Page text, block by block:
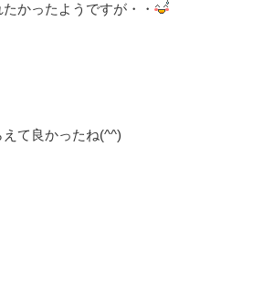
かったようですが・・
て良かったね(^^)